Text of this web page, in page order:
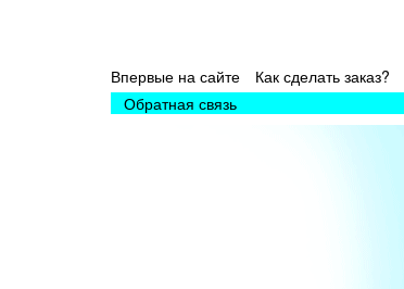
Впервые на сайте Как сделать заказ?
Обратная связь